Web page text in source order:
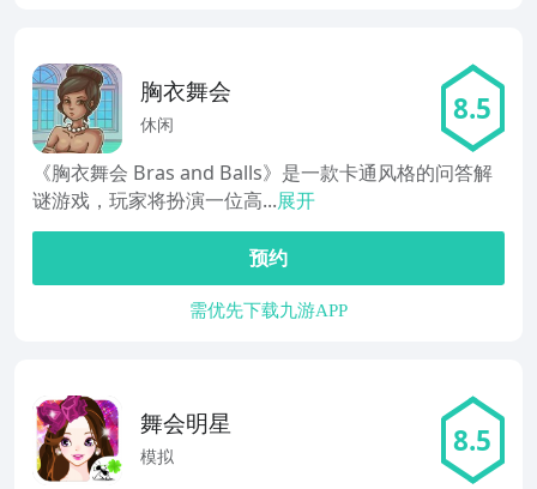
胸衣舞会
休闲 8.5
《胸衣舞会 Bras and Balls》是一款卡通风格的问答解
谜游戏，玩家将扮演一位高...展开
预约
需优先下载九游APP
舞会明星
模拟 8.5